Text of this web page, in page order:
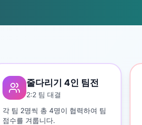
줄다리기 4인 팀전
2:2 팀 대결
각 팀 2명씩 총 4명이 협력하여 팀
점수를 겨룹니다.